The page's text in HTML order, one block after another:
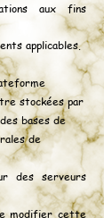
aux fins
applicables.
stockées par
bases de
de
des serveurs
modifier cette